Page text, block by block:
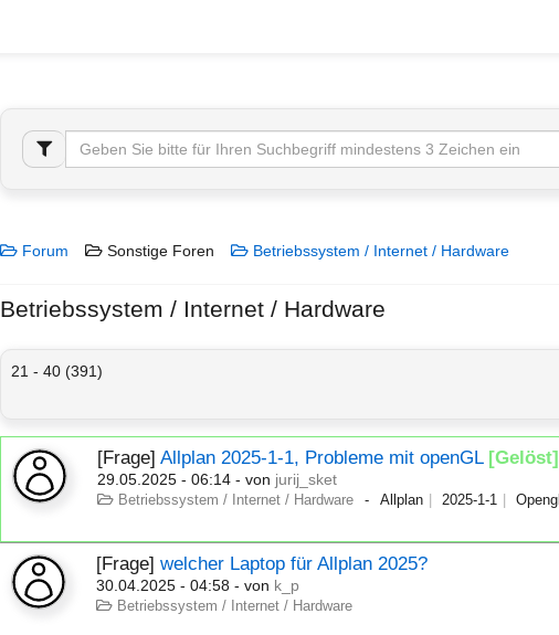
Forum Sonstige Foren Betriebssystem / Internet / Hardware
Betriebssystem / Internet / Hardware
21 - 40 (391)
[Frage]Allplan 2025-1-1, Probleme mit openGL [Gelöst]
29.05.2025 - 06:14 - von jurij_sket
Betriebssystem / Internet / Hardware Allplan 2025-1-1 Opengl
[Frage]welcher Laptop für Allplan 2025?
30.04.2025 - 04:58 - von k_p
Betriebssystem / Internet / Hardware